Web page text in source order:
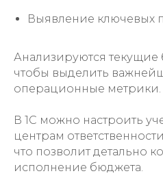
Выявление ключевых
Анализируются
чтобы выделить
операционные метрики.
В 1С можно настроить
центрам
что позволит детально
исполнение бюджета.